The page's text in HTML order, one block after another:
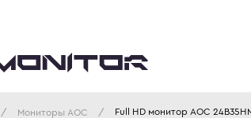
/ Мониторы AOC / Full HD монитор AOC